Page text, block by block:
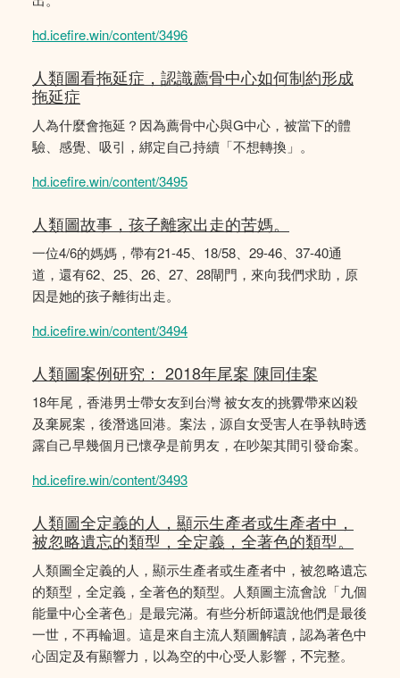
hd.icefire.win/content/3496
人類圖看拖延症，認識薦骨中心如何制約形成
拖延症
人為什麼會拖延？因為薦骨中心與G中心，被當下的體
驗、感覺、吸引，綁定自己持續「不想轉換」。
hd.icefire.win/content/3495
人類圖故事，孩子離家出走的苦媽。
一位4/6的媽媽，帶有21-45、18/58、29-46、37-40通
道，還有62、25、26、27、28閘門，來向我們求助，原
因是她的孩子離街出走。
hd.icefire.win/content/3494
人類圖案例研究： 2018年尾案 陳同佳案
18年尾，香港男士帶女友到台灣 被女友的挑釁帶來凶殺
及棄屍案，後潛逃回港。案法，源自女受害人在爭執時透
露自己早幾個月已懷孕是前男友，在吵架其間引發命案。
hd.icefire.win/content/3493
人類圖全定義的人，顯示生產者或生產者中，
被忽略遺忘的類型，全定義，全著色的類型。
人類圖全定義的人，顯示生產者或生產者中，被忽略遺忘
的類型，全定義，全著色的類型。人類圖主流會說「九個
能量中心全著色」是最完滿。有些分析師還說他們是最後
一世，不再輪迴。這是來自主流人類圖解讀，認為著色中
心固定及有顯響力，以為空的中心受人影響，𣎴完整。